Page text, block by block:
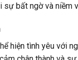
bất ngờ và niềm
hiện tình yêu với